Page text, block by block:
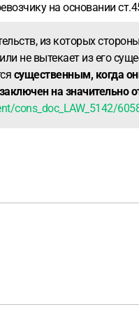
на основании
из которых
не вытекает из его
существенным, когда
на значительно
cons_doc_LAW_5142/